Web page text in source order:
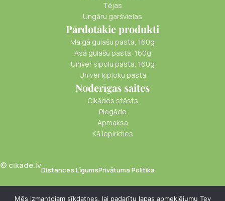
Tējas
Ungāru garšvielas
Pārdotākie produkti
Maigā gulašu pasta, 160g
Asā gulašu pasta, 160g
Univer sīpolu pasta, 160g
Univer ķiploku pasta
Noderīgas saites
Cikādes stāsts
Piegāde
Apmaksa
Kā iepirkties
© cikade.lvDistances LīgumsPrivātuma Politika
Mēs izmantojam sīkdatnes, lai padarītu lapas apmeklējumu Tev